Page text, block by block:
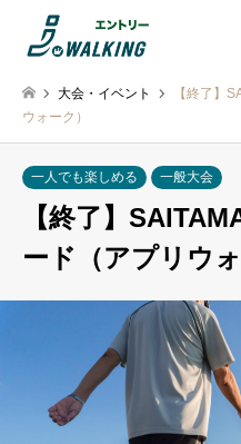
大会・イベント
【終了】
ウォーク）
一人でも楽しめる 一般大会
【終了】
ード（アプリウォ